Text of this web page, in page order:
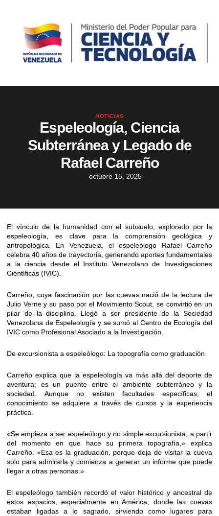
NOTICIAS
Espeleología, Ciencia
Subterránea y Legado de
Rafael Carreño
octubre 15, 2025
El vínculo de la humanidad con el subsuelo, explorado por la
espeleología, es clave para la comprensión geológica y
antropológica. En Venezuela, el espeleólogo Rafael Carreño
celebra 40 años de trayectoria, generando aportes fundamentales
a la ciencia desde el Instituto Venezolano de Investigaciones
Científicas (IVIC).
Carreño, cuya fascinación por las cuevas nació de la lectura de
Julio Verne y su paso por el Movimiento Scout, se convirtió en un
pilar de la disciplina. Llegó a ser presidente de la Sociedad
Venezolana de Espeleología y se sumó al Centro de Ecología del
IVIC como Profesional Asociado a la Investigación.
De excursionista a espeleólogo: La topografía como graduación
Carreño explica que la espeleología va más allá del deporte de
aventura; es un puente entre el ambiente subterráneo y la
sociedad. Aunque no existen facultades específicas, el
conocimiento se adquiere a través de cursos y la experiencia
práctica.
«Se empieza a ser espeleólogo y no simple excursionista, a partir
del momento en que hace su primera topografía,» explica
Carreño. «Esa es la graduación, porque deja de visitar la cueva
solo para admirarla y comienza a generar un informe que puede
llegar a otras personas.»
El espeleólogo también recordó el valor histórico y ancestral de
estos espacios, especialmente en América, donde las cuevas
estaban ligadas a lo sagrado, sirviendo como lugares para